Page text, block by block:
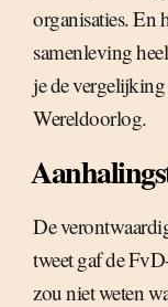
organisaties. En
samenleving
je de
Wereldoorlog.
De
tweet gaf de
zou niet weten